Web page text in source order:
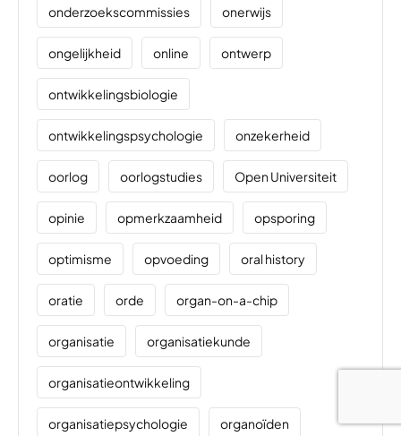
onderzoekscommissies onerwijs
ongelijkheid online ontwerp
ontwikkelingsbiologie
ontwikkelingspsychologie onzekerheid
oorlog oorlogstudies Open Universiteit
opinie opmerkzaamheid opsporing
optimisme opvoeding oral history
oratie orde organ-on-a-chip
organisatie organisatiekunde
organisatieontwikkeling
organisatiepsychologie organoïden